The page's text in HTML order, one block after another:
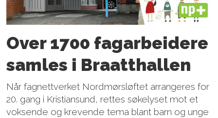
PLUS
Over 1700 fagarbeidere
samles i Braatthallen
Når fagnettverket Nordmørsløftet arrangeres for
20. gang i Kristiansund, rettes søkelyset mot et
voksende og krevende tema blant barn og unge